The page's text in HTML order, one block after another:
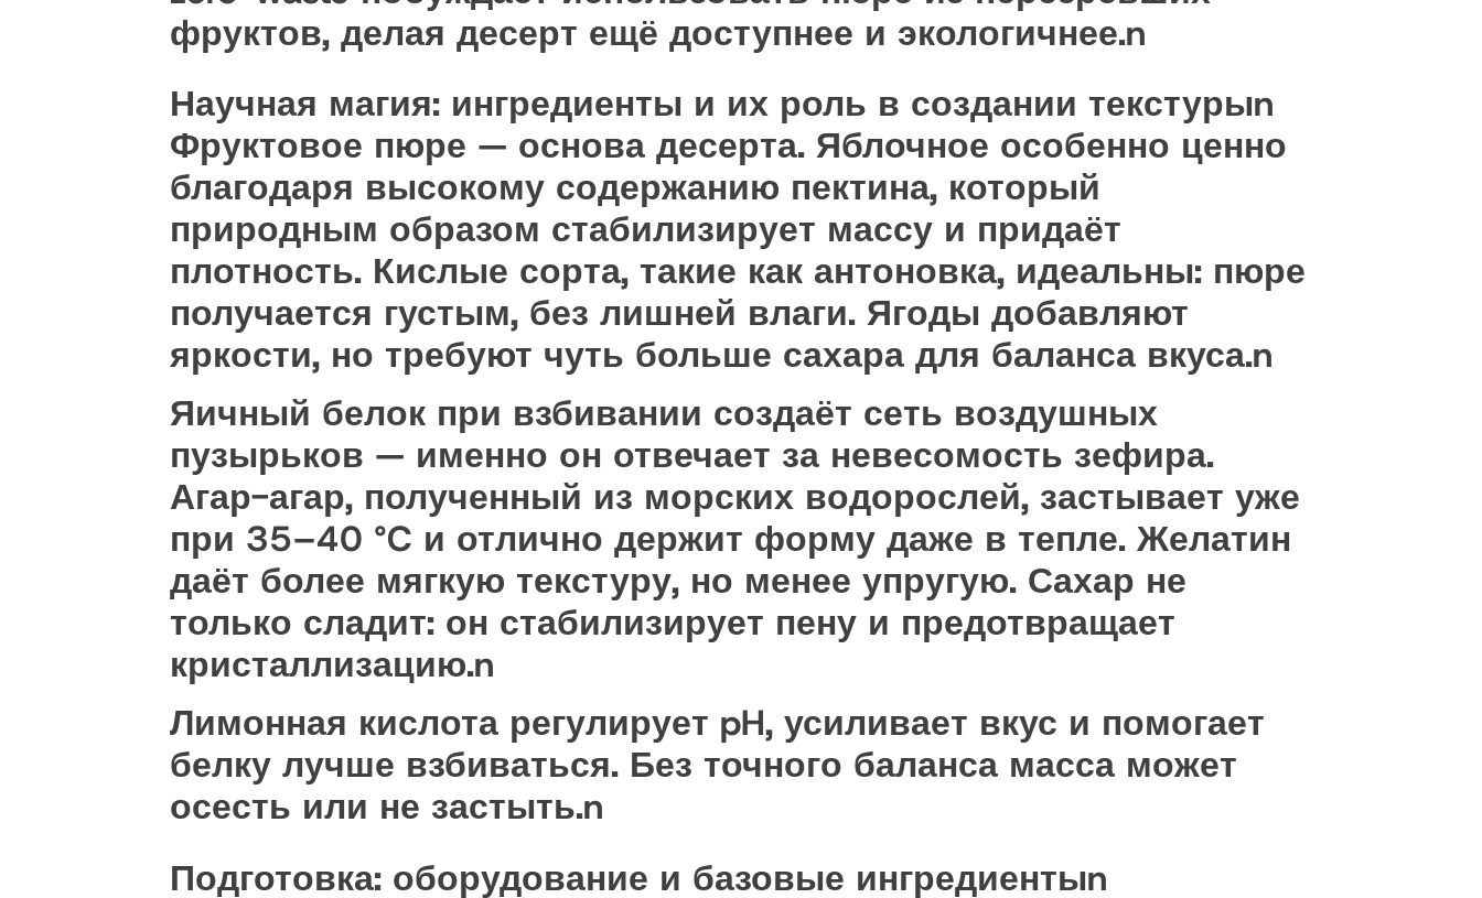
фруктов, делая десерт ещё доступнее и экологичнее.n
Научная магия: ингредиенты и их роль в создании текстурыn
Фруктовое пюре — основа десерта. Яблочное особенно ценно
благодаря высокому содержанию пектина, который
природным образом стабилизирует массу и придаёт
плотность. Кислые сорта, такие как антоновка, идеальны: пюре
получается густым, без лишней влаги. Ягоды добавляют
яркости, но требуют чуть больше сахара для баланса вкуса.n
Яичный белок при взбивании создаёт сеть воздушных
пузырьков — именно он отвечает за невесомость зефира.
Агар-агар, полученный из морских водорослей, застывает уже
при 35–40 °C и отлично держит форму даже в тепле. Желатин
даёт более мягкую текстуру, но менее упругую. Сахар не
только сладит: он стабилизирует пену и предотвращает
кристаллизацию.n
Лимонная кислота регулирует pH, усиливает вкус и помогает
белку лучше взбиваться. Без точного баланса масса может
осесть или не застыть.n
Подготовка: оборудование и базовые ингредиентыn